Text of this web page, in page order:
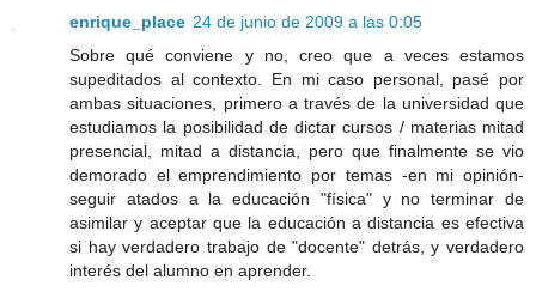
enrique_place 24 de junio de 2009 a las 0:05
Sobre qué conviene y no, creo que a veces estamos
supeditados al contexto. En mi caso personal, pasé por
ambas situaciones, primero a través de la universidad que
estudiamos la posibilidad de dictar cursos / materias mitad
presencial, mitad a distancia, pero que finalmente se vio
demorado el emprendimiento por temas -en mi opinión-
seguir atados a la educación "física" y no terminar de
asimilar y aceptar que la educación a distancia es efectiva
si hay verdadero trabajo de "docente" detrás, y verdadero
interés del alumno en aprender.